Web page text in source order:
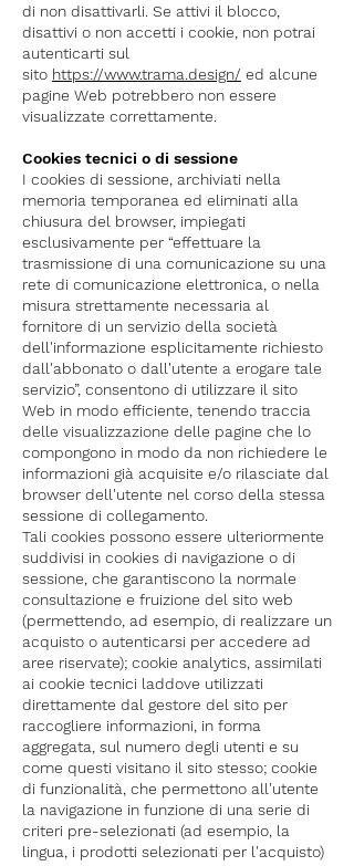
di non disattivarli. Se attivi il blocco,
disattivi o non accetti i cookie, non potrai
autenticarti sul
sito https://www.trama.design/ ed alcune
pagine Web potrebbero non essere
visualizzate correttamente.
Cookies tecnici o di sessione
I cookies di sessione, archiviati nella
memoria temporanea ed eliminati alla
chiusura del browser, impiegati
esclusivamente per “effettuare la
trasmissione di una comunicazione su una
rete di comunicazione elettronica, o nella
misura strettamente necessaria al
fornitore di un servizio della società
dell'informazione esplicitamente richiesto
dall'abbonato o dall'utente a erogare tale
servizio”, consentono di utilizzare il sito
Web in modo efficiente, tenendo traccia
delle visualizzazione delle pagine che lo
compongono in modo da non richiedere le
informazioni già acquisite e/o rilasciate dal
browser dell'utente nel corso della stessa
sessione di collegamento.
Tali cookies possono essere ulteriormente
suddivisi in cookies di navigazione o di
sessione, che garantiscono la normale
consultazione e fruizione del sito web
(permettendo, ad esempio, di realizzare un
acquisto o autenticarsi per accedere ad
aree riservate); cookie analytics, assimilati
ai cookie tecnici laddove utilizzati
direttamente dal gestore del sito per
raccogliere informazioni, in forma
aggregata, sul numero degli utenti e su
come questi visitano il sito stesso; cookie
di funzionalità, che permettono all'utente
la navigazione in funzione di una serie di
criteri pre-selezionati (ad esempio, la
lingua, i prodotti selezionati per l'acquisto)